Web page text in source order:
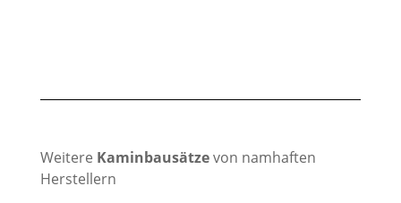
Weitere Kaminbausätzevon namhaften
Herstellern